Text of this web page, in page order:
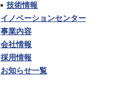
技術情報
イノベーションセンター
事業内容
会社情報
採用情報
お知らせ一覧